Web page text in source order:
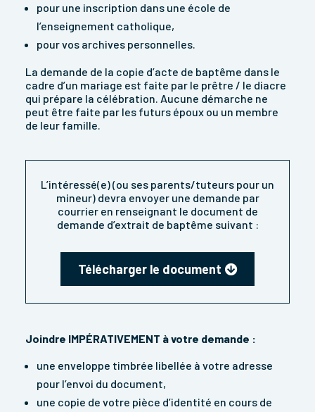
pour une inscription dans une école de
l’enseignement catholique,
pour vos archives personnelles.
La demande de la copie d’acte de baptême dans le
cadre d’un mariage est faite par le prêtre / le diacre
qui prépare la célébration. Aucune démarche ne
peut être faite par les futurs époux ou un membre
de leur famille.
L’intéressé(e) (ou ses parents/tuteurs pour un
mineur) devra envoyer une demande par
courrier en renseignant le document de
demande d’extrait de baptême suivant :
Télécharger le document
Joindre IMPÉRATIVEMENT à votre demande :
une enveloppe timbrée libellée à votre adresse
pour l’envoi du document,
une copie de votre pièce d’identité en cours de